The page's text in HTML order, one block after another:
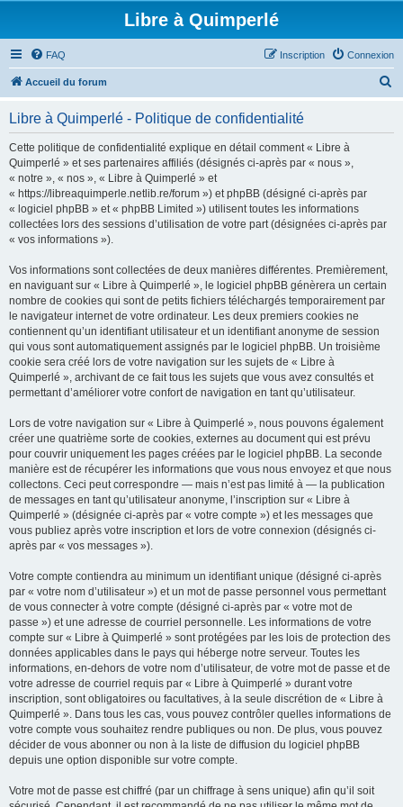
Libre à Quimperlé
FAQ Connexion
Inscription
Accueil du forum
Libre à Quimperlé - Politique de confidentialité
Cette politique de confidentialité explique en détail comment « Libre à
Quimperlé » et ses partenaires affiliés (désignés ci-après par « nous »,
« notre », « nos », « Libre à Quimperlé » et
« https://libreaquimperle.netlib.re/forum ») et phpBB (désigné ci-après par
« logiciel phpBB » et « phpBB Limited ») utilisent toutes les informations
collectées lors des sessions d’utilisation de votre part (désignées ci-après par
« vos informations »).
Vos informations sont collectées de deux manières différentes. Premièrement,
en naviguant sur « Libre à Quimperlé », le logiciel phpBB génèrera un certain
nombre de cookies qui sont de petits fichiers téléchargés temporairement par
le navigateur internet de votre ordinateur. Les deux premiers cookies ne
contiennent qu’un identifiant utilisateur et un identifiant anonyme de session
qui vous sont automatiquement assignés par le logiciel phpBB. Un troisième
cookie sera créé lors de votre navigation sur les sujets de « Libre à
Quimperlé », archivant de ce fait tous les sujets que vous avez consultés et
permettant d’améliorer votre confort de navigation en tant qu’utilisateur.
Lors de votre navigation sur « Libre à Quimperlé », nous pouvons également
créer une quatrième sorte de cookies, externes au document qui est prévu
pour couvrir uniquement les pages créées par le logiciel phpBB. La seconde
manière est de récupérer les informations que vous nous envoyez et que nous
collectons. Ceci peut correspondre — mais n’est pas limité à — la publication
de messages en tant qu’utilisateur anonyme, l’inscription sur « Libre à
Quimperlé » (désignée ci-après par « votre compte ») et les messages que
vous publiez après votre inscription et lors de votre connexion (désignés ci-
après par « vos messages »).
Votre compte contiendra au minimum un identifiant unique (désigné ci-après
par « votre nom d’utilisateur ») et un mot de passe personnel vous permettant
de vous connecter à votre compte (désigné ci-après par « votre mot de
passe ») et une adresse de courriel personnelle. Les informations de votre
compte sur « Libre à Quimperlé » sont protégées par les lois de protection des
données applicables dans le pays qui héberge notre serveur. Toutes les
informations, en-dehors de votre nom d’utilisateur, de votre mot de passe et de
votre adresse de courriel requis par « Libre à Quimperlé » durant votre
inscription, sont obligatoires ou facultatives, à la seule discrétion de « Libre à
Quimperlé ». Dans tous les cas, vous pouvez contrôler quelles informations de
votre compte vous souhaitez rendre publiques ou non. De plus, vous pouvez
décider de vous abonner ou non à la liste de diffusion du logiciel phpBB
depuis une option disponible sur votre compte.
Votre mot de passe est chiffré (par un chiffrage à sens unique) afin qu’il soit